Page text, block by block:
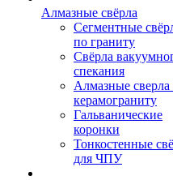
Алмазные свёрла
Сегментные
по граниту
Свёрла
спекания
Алмазные сверла
керамограниту
Гальванические
коронки
Тонкостенные
для ЧПУ